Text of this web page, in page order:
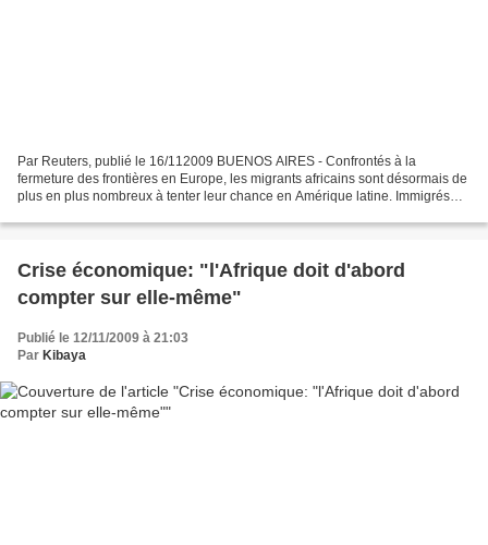
Par Reuters, publié le 16/112009 BUENOS AIRES - Confrontés à la
fermeture des frontières en Europe, les migrants africains sont désormais de
plus en plus nombreux à tenter leur chance en Amérique latine. Immigrés
Crise économique: "l'Afrique doit d'abord
compter sur elle-même"
Publié le 12/11/2009 à 21:03
Par Kibaya